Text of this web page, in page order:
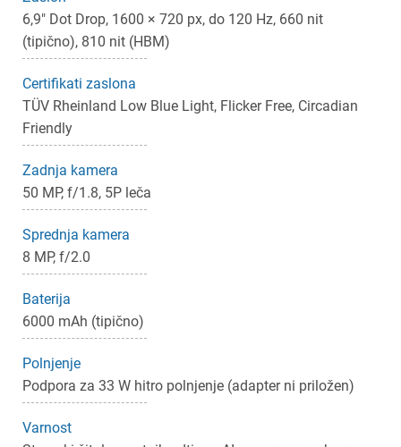
6,9" Dot Drop, 1600 × 720 px, do 120 Hz, 660 nit
(tipično), 810 nit (HBM)
Certifikati zaslona
TÜV Rheinland Low Blue Light, Flicker Free, Circadian
Friendly
Zadnja kamera
50 MP, f/1.8, 5P leča
Sprednja kamera
8 MP, f/2.0
Baterija
6000 mAh (tipično)
Polnjenje
Podpora za 33 W hitro polnjenje (adapter ni priložen)
Varnost
Za dodajanje na seznam želja morate biti prijavljeni.
Prekliči